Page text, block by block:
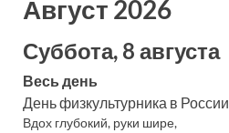
Август 2026
Суббота, 8 августа
Весь день
День физкультурника в России
Вдох глубокий, руки шире,